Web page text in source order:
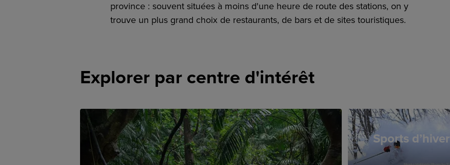
province : souvent situées à moins d'une heure de route des stations, on y
trouve un plus grand choix de restaurants, de bars et de sites touristiques.
Explorer par centre d'intérêt
Sports d’hiver